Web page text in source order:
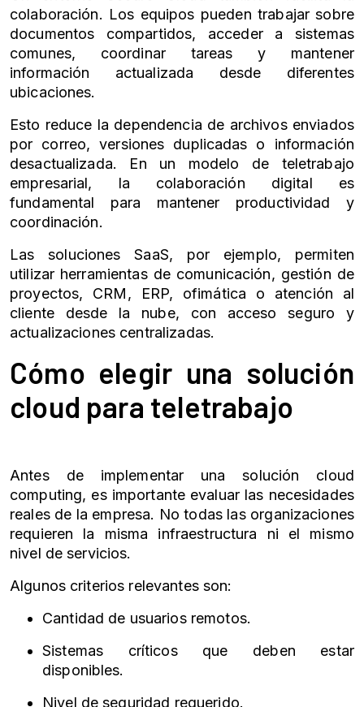
colaboración. Los equipos pueden trabajar sobre
documentos compartidos, acceder a sistemas
comunes, coordinar tareas y mantener
información actualizada desde diferentes
ubicaciones.
Esto reduce la dependencia de archivos enviados
por correo, versiones duplicadas o información
desactualizada. En un modelo de teletrabajo
empresarial, la colaboración digital es
fundamental para mantener productividad y
coordinación.
Las soluciones SaaS, por ejemplo, permiten
utilizar herramientas de comunicación, gestión de
proyectos, CRM, ERP, ofimática o atención al
cliente desde la nube, con acceso seguro y
actualizaciones centralizadas.
Cómo elegir una solución
cloud para teletrabajo
Antes de implementar una solución cloud
computing, es importante evaluar las necesidades
reales de la empresa. No todas las organizaciones
requieren la misma infraestructura ni el mismo
nivel de servicios.
Algunos criterios relevantes son:
Cantidad de usuarios remotos.
Sistemas críticos que deben estar
disponibles.
Nivel de seguridad requerido.